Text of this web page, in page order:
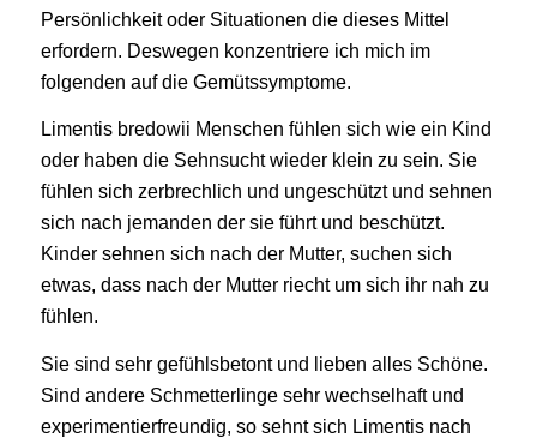
Persönlichkeit oder Situationen die dieses Mittel
erfordern. Deswegen konzentriere ich mich im
folgenden auf die Gemütssymptome.
Limentis bredowii Menschen fühlen sich wie ein Kind
oder haben die Sehnsucht wieder klein zu sein. Sie
fühlen sich zerbrechlich und ungeschützt und sehnen
sich nach jemanden der sie führt und beschützt.
Kinder sehnen sich nach der Mutter, suchen sich
etwas, dass nach der Mutter riecht um sich ihr nah zu
fühlen.
Sie sind sehr gefühlsbetont und lieben alles Schöne.
Sind andere Schmetterlinge sehr wechselhaft und
experimentierfreundig, so sehnt sich Limentis nach